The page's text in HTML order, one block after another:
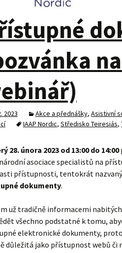
2023 Akce a přednášky, Asistivní
IAAP Nordic, Středisko Teiresiás,
28. února 2023 od 13:00 do 14:00
asociace specialistů na
přístupnosti, tentokrát
dokumenty.
už tradičně informacemi
všechno podstatné k tomu,
elektronické dokumenty,
důležitá jako přístupnost webů či